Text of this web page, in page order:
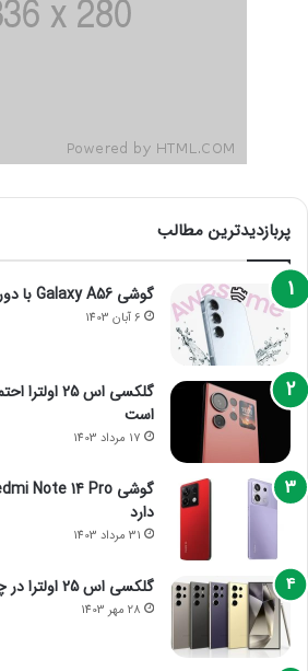
پربازدیدترین مطالب
گوشی Galaxy A56 با دوربین بهتر همراه است
6 آبان 1403
است
17 مرداد 1403
دارد
31 مرداد 1403
گلکسی اس 25 اولترا در چهار رنگ عرضه می شود
28 مهر 1403